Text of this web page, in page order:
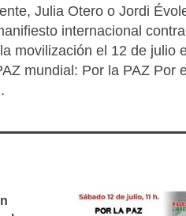
Julia Otero o Jordi
internacional
movilización el 12 de julio
mundial: Por la PAZ Por